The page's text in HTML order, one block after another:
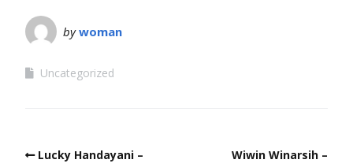
bywoman
Uncategorized
Lucky Handayani –
Wiwin Winarsih –